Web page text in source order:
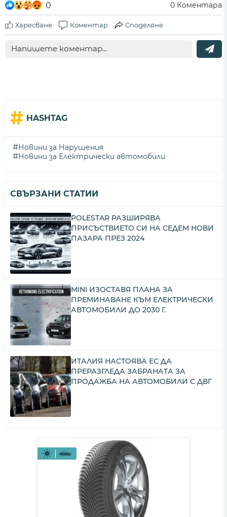
0 0 Коментара
Харесване Коментар Споделяне
# HASHTAG
#Новини за Нарушения
#Новини за Електрически автомобили
СВЪРЗАНИ СТАТИИ
POLESTAR РАЗШИРЯВА
ПРИСЪСТВИЕТО СИ НА СЕДЕМ НОВИ
ПАЗАРА ПРЕЗ 2024
MINI ИЗОСТАВЯ ПЛАНА ЗА
ПРЕМИНАВАНЕ КЪМ ЕЛЕКТРИЧЕСКИ
АВТОМОБИЛИ ДО 2030 Г.
ИТАЛИЯ НАСТОЯВА ЕС ДА
ПРЕРАЗГЛЕДА ЗАБРАНАТА ЗА
ПРОДАЖБА НА АВТОМОБИЛИ С ДВГ